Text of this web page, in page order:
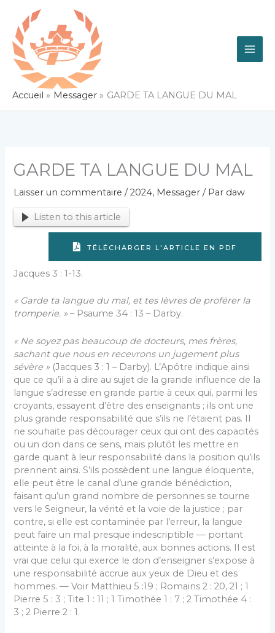
contenu
Accueil Messager GARDE TA LANGUE DU MAL
GARDE TA LANGUE DU MAL
Laisser un commentaire /2024, Messager / Par daw
Listen to this article
TÉLÉCHARGER L'ARTICLE EN PDF
Jacques 3 : 1-13.
« Garde ta langue du mal, et tes lèvres de proférer la
tromperie. » – Psaume 34 : 13 – Darby.
« Ne soyez pas beaucoup de docteurs, mes frères,
sachant que nous en recevrons un jugement plus
sévère » (Jacques 3 : 1 – Darby). L’Apôtre indique ainsi
que ce qu’il a à dire au sujet de la grande influence de la
langue s’adresse en grande partie à ceux qui, parmi les
croyants, essayent d’être des enseignants ; ils ont une
plus grande responsabilité que s’ils ne l’étaient pas. Il
ne souhaite pas décourager ceux qui ont des capacités
ou un don dans ce sens, mais plutôt les mettre en
garde quant à leur responsabilité dans la position qu’ils
prennent ainsi. S’ils possèdent une langue éloquente,
elle peut être le canal d’une grande bénédiction,
faisant qu’un grand nombre de personnes se tourne
vers le Seigneur, la vérité et la voie de la justice ; par
contre, si elle est contaminée par l’erreur, la langue
peut faire un mal presque indescriptible — portant
atteinte à la foi, à la moralité, aux bonnes actions. Il est
vrai que celui qui exerce le don d’enseigner s’expose à
une responsabilité accrue aux yeux de Dieu et des
hommes. — Voir Matthieu 5 :19 ; Romains 2 : 20, 21 ; 1
Pierre 5 : 3 ; Tite 1 : 11 ; 1 Timothée 1 : 7 ; 2 Timothée 4 :
3 ; 2 Pierre 2 : 1.